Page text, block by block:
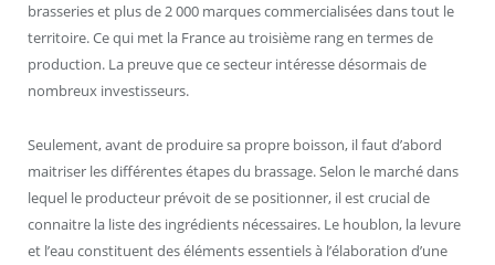
brasseries et plus de 2 000 marques commercialisées dans tout le
territoire. Ce qui met la France au troisième rang en termes de
production. La preuve que ce secteur intéresse désormais de
nombreux investisseurs.
Seulement, avant de produire sa propre boisson, il faut d’abord
maitriser les différentes étapes du brassage. Selon le marché dans
lequel le producteur prévoit de se positionner, il est crucial de
connaitre la liste des ingrédients nécessaires. Le houblon, la levure
et l’eau constituent des éléments essentiels à l’élaboration d’une